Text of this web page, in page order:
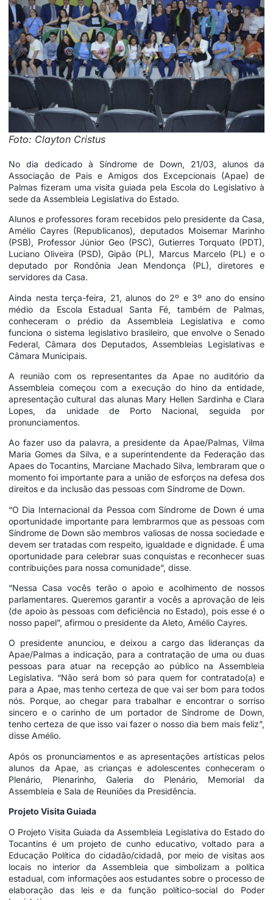
Foto: Clayton Cristus
No dia dedicado à Síndrome de Down, 21/03, alunos da
Associação de Pais e Amigos dos Excepcionais (Apae) de
Palmas fizeram uma visita guiada pela Escola do Legislativo à
sede da Assembleia Legislativa do Estado.
Alunos e professores foram recebidos pelo presidente da Casa,
Amélio Cayres (Republicanos), deputados Moisemar Marinho
(PSB), Professor Júnior Geo (PSC), Gutierres Torquato (PDT),
Luciano Oliveira (PSD), Gipão (PL), Marcus Marcelo (PL) e o
deputado por Rondônia Jean Mendonça (PL), diretores e
servidores da Casa.
Ainda nesta terça-feira, 21, alunos do 2º e 3º ano do ensino
médio da Escola Estadual Santa Fé, também de Palmas,
conheceram o prédio da Assembleia Legislativa e como
funciona o sistema legislativo brasileiro, que envolve o Senado
Federal, Câmara dos Deputados, Assembleias Legislativas e
Câmara Municipais.
A reunião com os representantes da Apae no auditório da
Assembleia começou com a execução do hino da entidade,
apresentação cultural das alunas Mary Hellen Sardinha e Clara
Lopes, da unidade de Porto Nacional, seguida por
pronunciamentos.
Ao fazer uso da palavra, a presidente da Apae/Palmas, Vilma
Maria Gomes da Silva, e a superintendente da Federação das
Apaes do Tocantins, Marciane Machado Silva, lembraram que o
momento foi importante para a união de esforços na defesa dos
direitos e da inclusão das pessoas com Síndrome de Down.
“O Dia Internacional da Pessoa com Síndrome de Down é uma
oportunidade importante para lembrarmos que as pessoas com
Síndrome de Down são membros valiosas de nossa sociedade e
devem ser tratadas com respeito, igualdade e dignidade. É uma
oportunidade para celebrar suas conquistas e reconhecer suas
contribuições para nossa comunidade”, disse.
“Nessa Casa vocês terão o apoio e acolhimento de nossos
parlamentares. Queremos garantir a vocês a aprovação de leis
(de apoio às pessoas com deficiência no Estado), pois esse é o
nosso papel”, afirmou o presidente da Aleto, Amélio Cayres.
O presidente anunciou, e deixou a cargo das lideranças da
Apae/Palmas a indicação, para a contratação de uma ou duas
pessoas para atuar na recepção ao público na Assembleia
Legislativa. “Não será bom só para quem for contratado(a) e
para a Apae, mas tenho certeza de que vai ser bom para todos
nós. Porque, ao chegar para trabalhar e encontrar o sorriso
sincero e o carinho de um portador de Síndrome de Down,
tenho certeza de que isso vai fazer o nosso dia bem mais feliz”,
disse Amélio.
Após os pronunciamentos e as apresentações artísticas pelos
alunos da Apae, as crianças e adolescentes conheceram o
Plenário, Plenarinho, Galeria do Plenário, Memorial da
Assembleia e Sala de Reuniões da Presidência.
Projeto Visita Guiada
O Projeto Visita Guiada da Assembleia Legislativa do Estado do
Tocantins é um projeto de cunho educativo, voltado para a
Educação Política do cidadão/cidadã, por meio de visitas aos
locais no interior da Assembleia que simbolizam a política
estadual, com informações aos estudantes sobre o processo de
elaboração das leis e da função político-social do Poder